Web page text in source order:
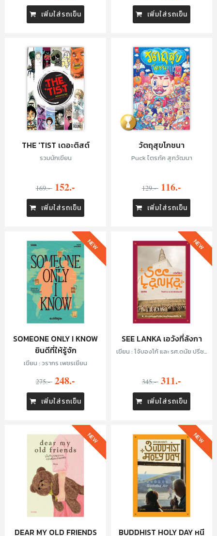
เพิ่มใส่รถเข็น เพิ่มใส่รถเข็น
THE 'TIST เดอะติสต์
รวมนักเขียน
169.- 152.-
เพิ่มใส่รถเข็น
วัตถุสุขโภชนา
Puck ไตรภัค สุภวัฒนา
129.- 116.-
เพิ่มใส่รถเข็น
SOMEONE ONLY I KNOW
ยินดีที่ให้รู้จัก
เขียน : วรากร เพชรเยียน
275.- 248.-
เพิ่มใส่รถเข็น
NEW
SEE LANKA เอวังที่ลังกา
เขียน : โจ้บองโก้ และ รศ.ดนัย ปรีชา
345.- 311.-
เพิ่มใส่รถเข็น
NEW
DEAR MY OLD FRIENDS
NEW
BUDDHIST HOLY DAY หนี
NEW